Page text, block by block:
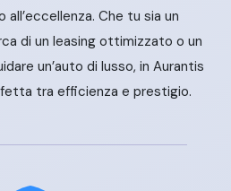
Che tu sia un
di un leasing ottimizzato o un
un’auto di lusso, in Aurantis
tra efficienza e prestigio.